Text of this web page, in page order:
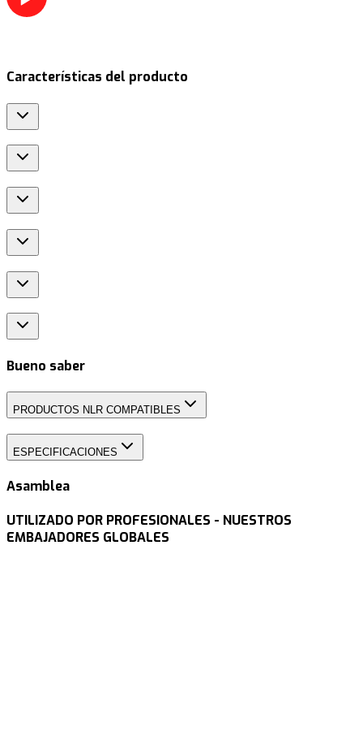
Características del producto
Bueno saber
PRODUCTOS NLR COMPATIBLES
ESPECIFICACIONES
Asamblea
UTILIZADO POR PROFESIONALES - NUESTROS
EMBAJADORES GLOBALES